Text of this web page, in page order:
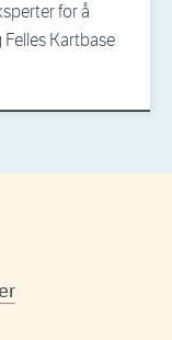
for å
Kartbase